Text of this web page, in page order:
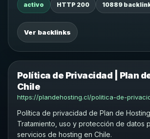
activo HTTP 200 10889
Ver backlinks
Política de Privacidad | Plan
Chile
https://plandehosting.cl/politica-de-
Política de privacidad de Plan de
Tratamiento, uso y protección de datos
servicios de hosting en Chile.